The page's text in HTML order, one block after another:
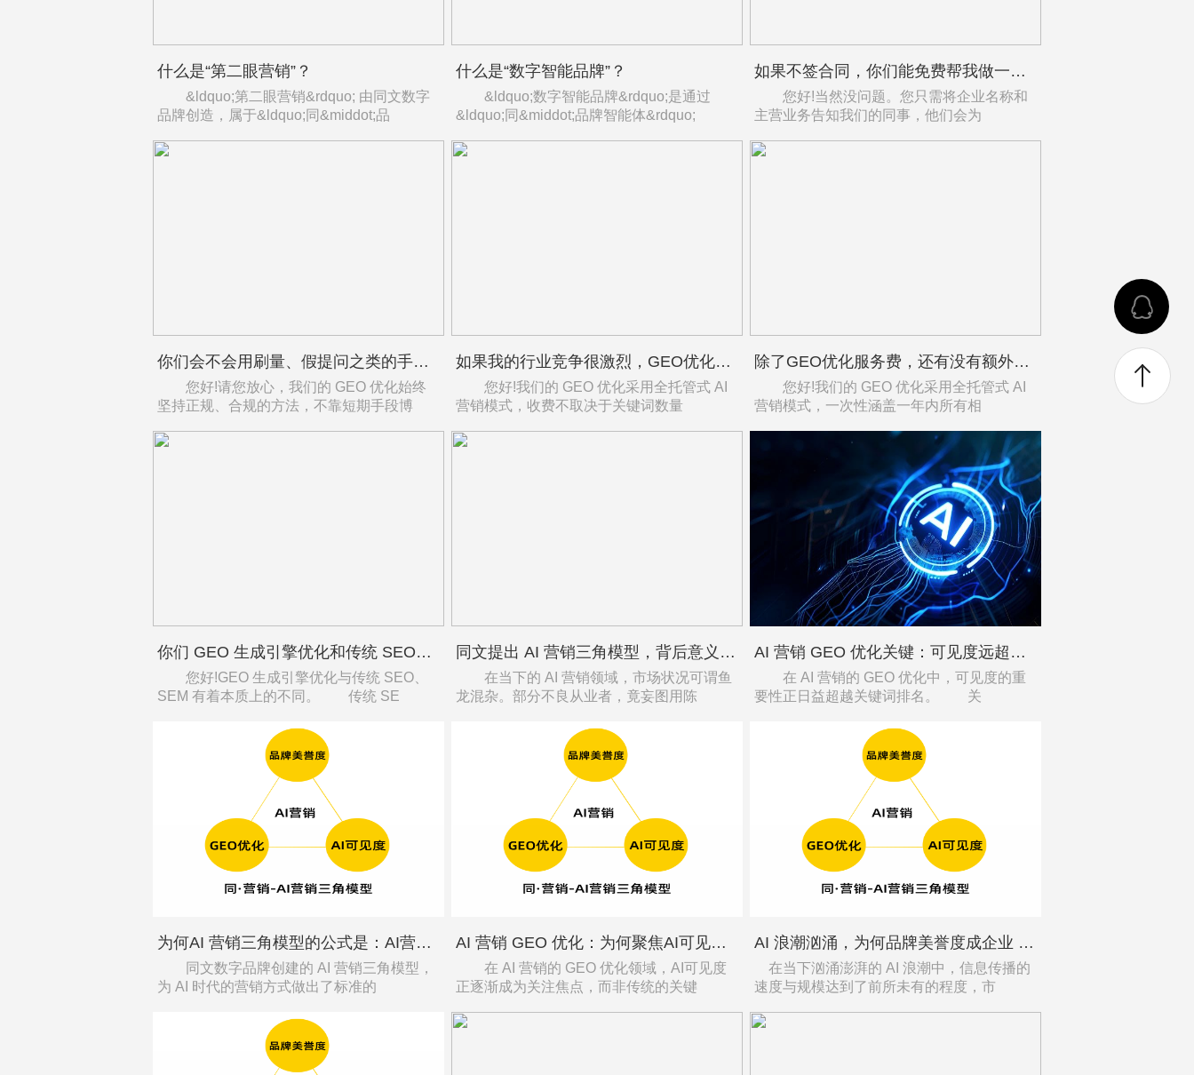
什么是“第二眼营销”？
&ldquo;第二眼营销&rdquo; 由同文数字
品牌创造，属于&ldquo;同&middot;品
什么是“数字智能品牌”？
&ldquo;数字智能品牌&rdquo;是通过
&ldquo;同&middot;品牌智能体&rdquo;
如果不签合同，你们能免费帮我做一次简单的“AI可见度检查”吗？告诉我目前的情况。
您好!当然没问题。您只需将企业名称和
主营业务告知我们的同事，他们会为
你们会不会用刷量、假提问之类的手段来做GEO优化？会不会被AI惩罚？
您好!请您放心，我们的 GEO 优化始终
坚持正规、合规的方法，不靠短期手段博
如果我的行业竞争很激烈，GEO优化收费会不会更贵？
您好!我们的 GEO 优化采用全托管式 AI
营销模式，收费不取决于关键词数量
除了GEO优化服务费，还有没有额外的工具费、内容购买费、第三方平台发布费？
您好!我们的 GEO 优化采用全托管式 AI
营销模式，一次性涵盖一年内所有相
你们 GEO 生成引擎优化和传统 SEO、SEM 本质区别是什么？
您好!GEO 生成引擎优化与传统 SEO、
SEM 有着本质上的不同。 传统 SE
同文提出 AI 营销三角模型，背后意义何在？
在当下的 AI 营销领域，市场状况可谓鱼
龙混杂。部分不良从业者，竟妄图用陈
AI 营销 GEO 优化关键：可见度远超关键词排名的原因
在 AI 营销的 GEO 优化中，可见度的重
要性正日益超越关键词排名。 关
为何AI 营销三角模型的公式是：AI营销=GEO优化+AI可见度+品牌美誉度？
同文数字品牌创建的 AI 营销三角模型，
为 AI 时代的营销方式做出了标准的
AI 营销 GEO 优化：为何聚焦AI可见度而非关键词排名？
在 AI 营销的 GEO 优化领域，AI可见度
正逐渐成为关注焦点，而非传统的关键
AI 浪潮汹涌，为何品牌美誉度成企业 “定海神针”？
在当下汹涌澎湃的 AI 浪潮中，信息传播的
速度与规模达到了前所未有的程度，市